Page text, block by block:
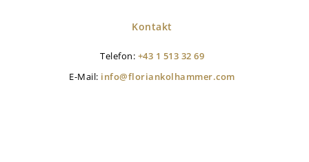
Kontakt
Telefon: +43 1 513 32 69
E-Mail: info@floriankolhammer.com